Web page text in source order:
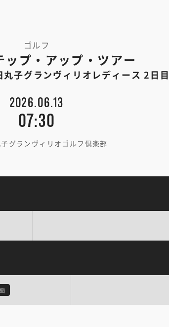
ゴルフ
プ・アップ・ツアー
子グランヴィリオレディース 2日目
2026.06.13
07:30
子グランヴィリオゴルフ倶楽部